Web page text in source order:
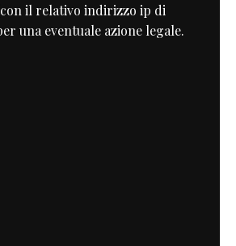
il relativo indirizzo ip di
una eventuale azione legale.